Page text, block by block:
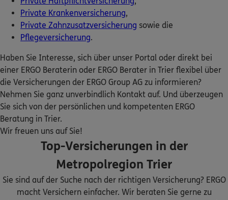
Andre Aydin-Rohlf
Bahnhofstraße 11a,54306 Kordel(10.9 km)
Homepage besuchen
ERGO
Sascha Bender
Bahnhofstr. 11 a,54306 Kordel (10.9 km)
Homepage besuchen
Florian Werle
Bahnhofstr. 11A
Homepage besuchen
Tobias Wolf
Bahnhofstr. 11 a,54306 Kordel(10.9 km)
Private Krankenversicherung,
Private Zahnzusatzversicherung sowie die
Pflegeversicherung.
Haben Sie Interesse, sich über unser Portal oder direkt bei
einer ERGO Beraterin oder ERGO Berater in Trier flexibel über
die Versicherungen der ERGO Group AG zu informieren?
Nehmen Sie ganz unverbindlich Kontakt auf. Und überzeugen
Sie sich von der persönlichen und kompetenten ERGO
Beratung in Trier.
Wir freuen uns auf Sie!
Top-Versicherungen in der
Metropolregion Trier
Sie sind auf der Suche nach der richtigen Versicherung? ERGO
macht Versichern einfacher. Wir beraten Sie gerne zu